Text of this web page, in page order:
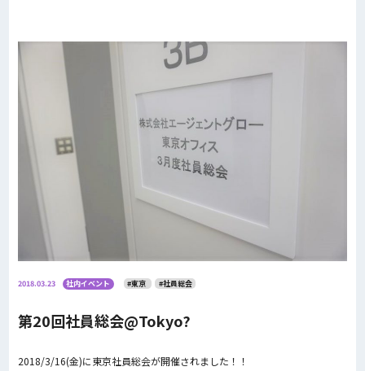
2018.03.23 社内イベント #東京 #社員総会
第20回社員総会@Tokyo?
2018/3/16(金)に東京社員総会が開催されました！！